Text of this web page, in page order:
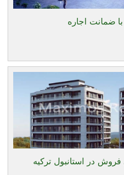
ضمانت اجاره
فروش در استانبول ترکیه